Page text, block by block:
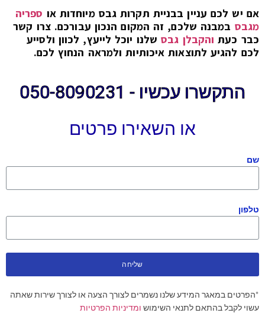
אם יש לכם עניין בבניית תקרות גבס מיוחדות או ספריה
מגבס במבנה שלכם, זה המקום הנכון עבורכם. צרו קשר
כבר כעת והקבלן גבסשלנו יוכל לייעץ, לכוון ולסייע
לכם להגיע לתוצאות איכותיות ולמראה הנחוץ לכם.
התקשרו עכשיו - 050-8090231
או השאירו פרטים
שם
טלפון
שליחה
*הפרטים במאגר המידע שלנו נשמרים לצורך הצעה או לצורך שירות שאתה
עשוי לקבל בהתאם לתנאי השימוש ומדיניות הפרטיות